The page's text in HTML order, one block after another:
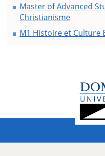
Master of Advanced
Christianisme
M1 Histoire et Culture